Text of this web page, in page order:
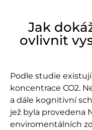
Jak
ovlivnit
Podle studie
koncentrace CO2.
a dále kognitivní
jež byla provedena
enviromentálních